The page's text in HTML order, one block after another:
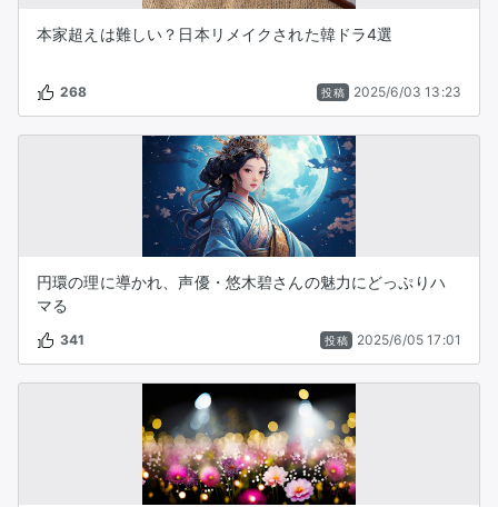
本家超えは難しい？日本リメイクされた韓ドラ4選
268 投稿 2025/6/03 13:23
円環の理に導かれ、声優・悠木碧さんの魅力にどっぷりハ
マる
341 投稿 2025/6/05 17:01